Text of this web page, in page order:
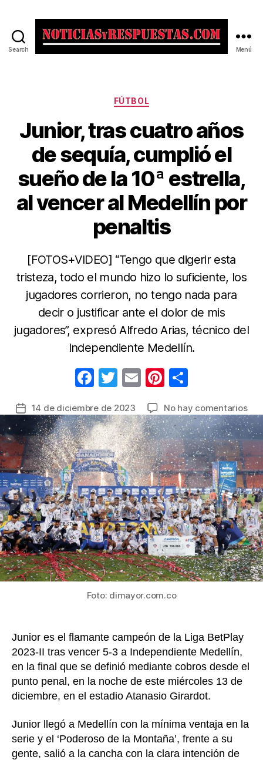
Search Menú
Categorías
FÚTBOL
Junior, tras cuatro años
de sequía, cumplió el
sueño de la 10ª estrella,
al vencer al Medellín por
penaltis
[FOTOS+VIDEO] “Tengo que digerir esta
tristeza, todo el mundo hizo lo suficiente, los
jugadores corrieron, no tengo nada para
decir o justificar ante el dolor de mis
jugadores”, expresó Alfredo Arias, técnico del
Independiente Medellín.
F
c
e
b
o
o
k
T
itt
er
E
ail
Pi
er
e
st
m
p
ar
tir
Fecha
de
la
entrada
14 de diciembre de 2023 No hay comentariosen
tras
de
el
de
la
10ª
Foto: dimayor.com.co
Junior es el flamante campeón de la Liga BetPlay
2023-II tras vencer 5-3 a Independiente Medellín,
en la final que se definió mediante cobros desde el
punto penal, en la noche de este miércoles 13 de
diciembre, en el estadio Atanasio Girardot.
Junior llegó a Medellín con la mínima ventaja en la
serie y el ‘Poderoso de la Montaña’, frente a su
gente, salió a la cancha con la clara intención de